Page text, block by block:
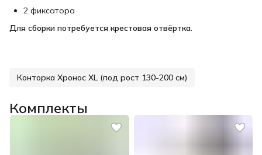
2 фиксатора
Для сборки потребуется крестовая отвёртка.
Конторка Хронос XL (под рост 130-200 см)
Комплекты